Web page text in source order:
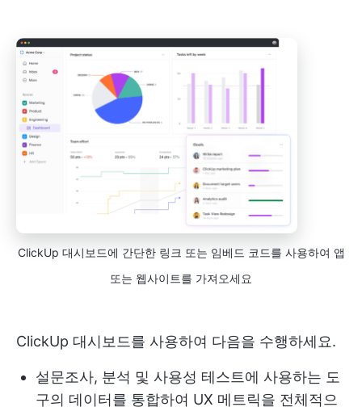
ClickUp 대시보드에 간단한 링크 또는 임베드 코드를 사용하여 앱
또는 웹사이트를 가져오세요
ClickUp 대시보드를 사용하여 다음을 수행하세요.
설문조사, 분석 및 사용성 테스트에 사용하는 도
구의 데이터를 통합하여 UX 메트릭을 전체적으